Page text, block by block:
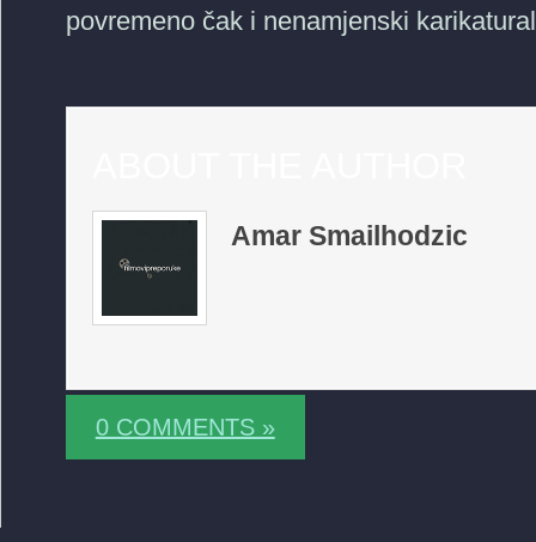
povremeno čak i nenamjenski
Amar Smailhodzic
0 COMMENTS »